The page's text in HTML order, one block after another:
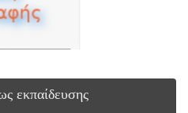
εκπαίδευσης